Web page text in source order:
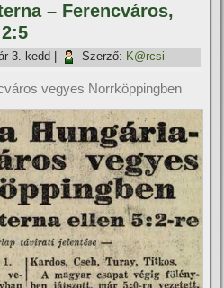
– Ferencváros,
3. kedd Szerző: K@rcsi
vegyes Norrköppingben